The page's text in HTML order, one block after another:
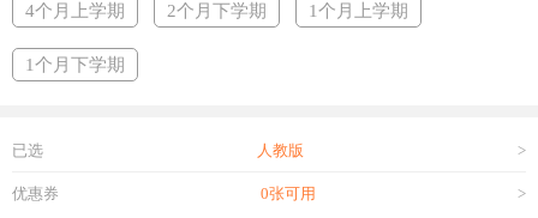
4个月上学期 2个月下学期 1个月上学期
1个月下学期
已选 人教版 >
优惠券 0张可用 >